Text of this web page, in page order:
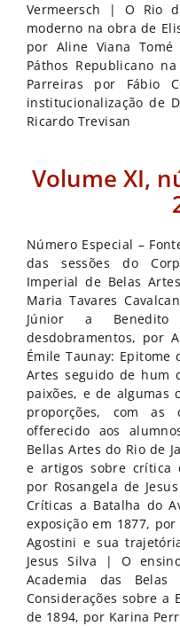
Vermeersch | O Rio
moderno na obra de
por Aline Viana
Páthos Republicano
Parreiras por Fábio
institucionalização de
Ricardo Trevisan
Volume XI,
Número Especial –
das sessões do
Imperial de Belas
Maria Tavares
Júnior a Benedito
desdobramentos, por
Émile Taunay: Epitome
Artes seguido de hum
paixões, e de algumas
proporções, com as
offerecido aos
Bellas Artes do Rio de
e artigos sobre crítica
por Rosangela de
Críticas a Batalha do
exposição em 1877,
Agostini e sua
Jesus Silva | O
Academia das
Considerações sobre a
de 1894, por Karina